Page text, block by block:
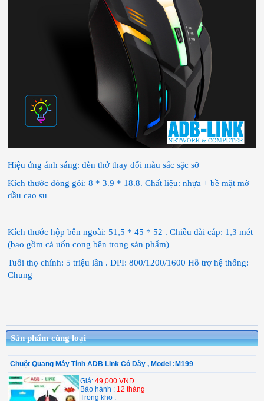
Hiệu ứng ánh sáng: đèn thở thay đổi màu sắc sặc sỡ
Kích thước đóng gói: 8 * 3.9 * 18.8. Chất liệu: nhựa + bề mặt mờ
dầu cao su
Kích thước hộp bên ngoài: 51,5 * 45 * 52 . Chiều dài cáp: 1,3 mét
(bao gồm cả uốn cong bên trong sản phẩm)
Tuổi thọ chính: 5 triệu lần . DPI: 800/1200/1600 Hỗ trợ hệ thống:
Chung
Sản phẩm cùng loại
Chuột Quang Máy Tính ADB Link Có Dây , Model :M199
Giá: 49,000 VND
Bảo hành : 12 tháng
Trong kho :